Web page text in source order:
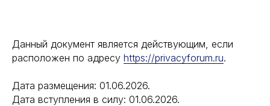
Данный документ является действующим, если
расположен по адресу https://privacyforum.ru.
Дата размещения: 01.06.2026.
Дата вступления в силу: 01.06.2026.